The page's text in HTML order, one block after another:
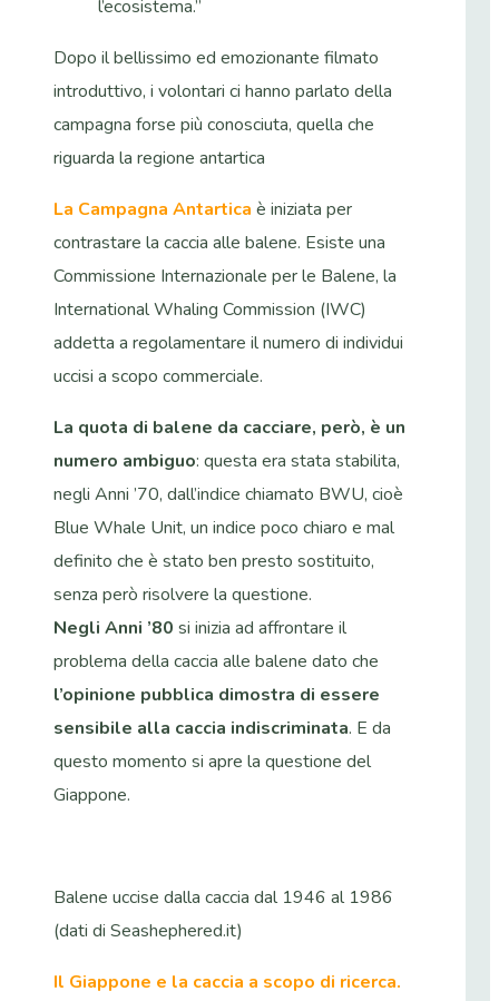
l’ecosistema.”
Dopo il bellissimo ed emozionante filmato
introduttivo, i volontari ci hanno parlato della
campagna forse più conosciuta, quella che
riguarda la regione antartica
La Campagna Antartica è iniziata per
contrastare la caccia alle balene. Esiste una
Commissione Internazionale per le Balene, la
International Whaling Commission (IWC)
addetta a regolamentare il numero di individui
uccisi a scopo commerciale.
La quota di balene da cacciare, però, è un
numero ambiguo: questa era stata stabilita,
negli Anni ’70, dall’indice chiamato BWU, cioè
Blue Whale Unit, un indice poco chiaro e mal
definito che è stato ben presto sostituito,
senza però risolvere la questione.
Negli Anni ’80 si inizia ad affrontare il
problema della caccia alle balene dato che
l’opinione pubblica dimostra di essere
sensibile alla caccia indiscriminata. E da
questo momento si apre la questione del
Giappone.
Balene uccise dalla caccia dal 1946 al 1986
(dati di Seashephered.it)
Il Giappone e la caccia a scopo di ricerca.